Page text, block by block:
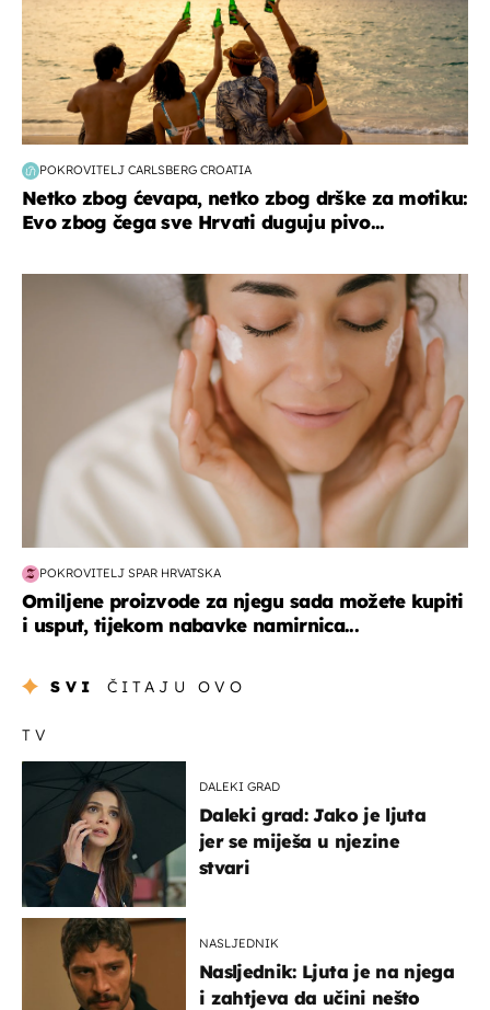
POKROVITELJ CARLSBERG CROATIA
Netko zbog ćevapa, netko zbog drške za motiku:
Evo zbog čega sve Hrvati duguju pivo...
moda & ljepota
POKROVITELJ SPAR HRVATSKA
Omiljene proizvode za njegu sada možete kupiti
i usput, tijekom nabavke namirnica...
SVI ČITAJU OVO
TV
DALEKI GRAD
Daleki grad: Jako je ljuta
jer se miješa u njezine
stvari
NASLJEDNIK
Nasljednik: Ljuta je na njega
i zahtjeva da učini nešto